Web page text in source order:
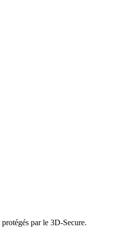
par le 3D-Secure.